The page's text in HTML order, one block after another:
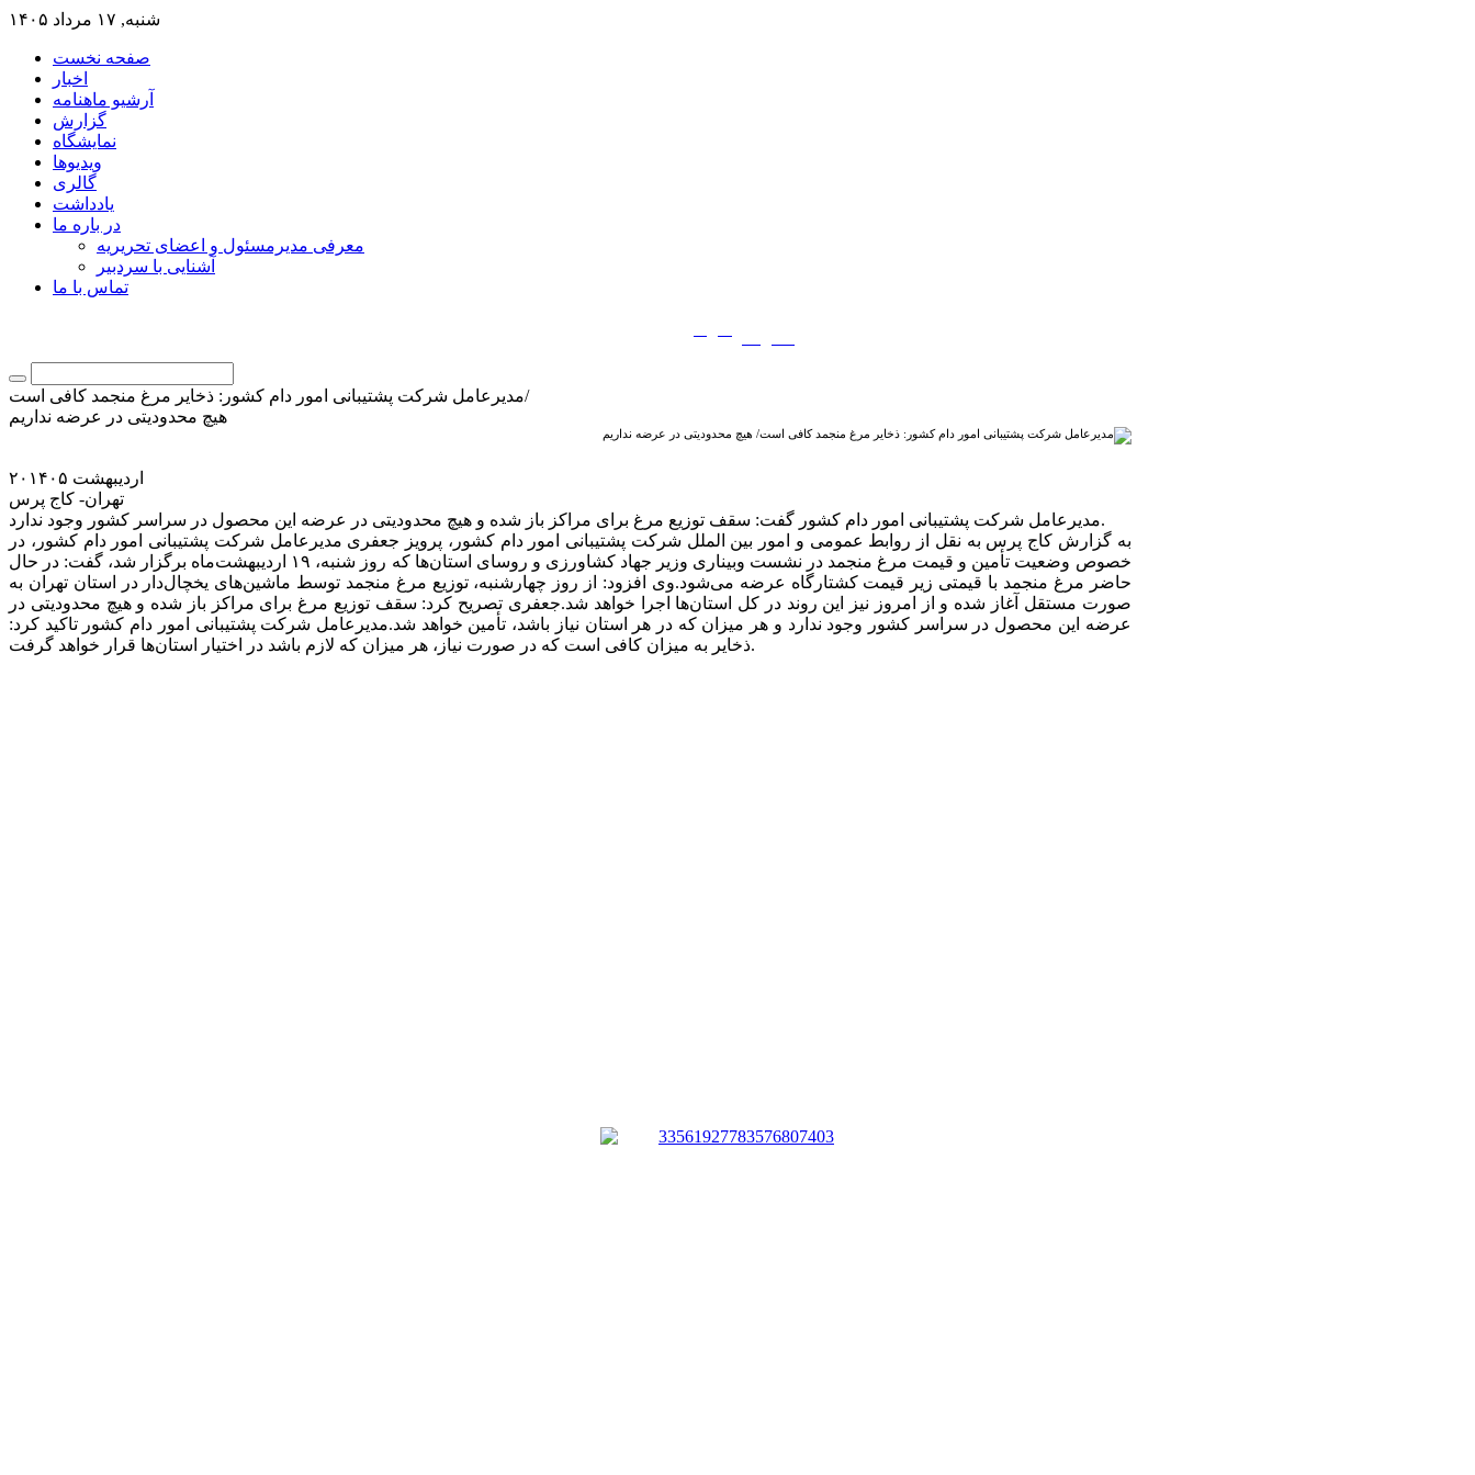
شنبه, ۱۷ مرداد ۱۴۰۵
صفحه نخست
اخبار
آرشیو ماهنامه
گزارش
نمایشگاه
ویدیوها
گالری
یادداشت
در باره ما
معرفی مدیرمسئول و اعضای تحریریه
آشنایی با سردبیر
تماس با ما
مدیرعامل شرکت پشتیبانی امور دام کشور: ذخایر مرغ منجمد کافی است/
هیچ محدودیتی در عرضه نداریم
۲۰اردیبهشت ۱۴۰۵
تهران- کاج پرس
مدیرعامل شرکت پشتیبانی امور دام کشور گفت: سقف توزیع مرغ برای مراکز باز شده و هیچ محدودیتی در عرضه این محصول در سراسر کشور وجود ندارد.
به گزارش کاج پرس به نقل از روابط عمومی و امور بین الملل شرکت پشتیبانی امور دام کشور، پرویز جعفری مدیرعامل شرکت پشتیبانی امور دام کشور، در
خصوص وضعیت تأمین و قیمت مرغ منجمد در نشست وبیناری وزیر جهاد کشاورزی و روسای استان‌ها که روز شنبه، ۱۹ اردیبهشت‌ماه برگزار شد، گفت: در حال
حاضر مرغ منجمد با قیمتی زیر قیمت کشتارگاه عرضه می‌شود.وی افزود: از روز چهارشنبه، توزیع مرغ منجمد توسط ماشین‌های یخچال‌دار در استان تهران به
صورت مستقل آغاز شده و از امروز نیز این روند در کل استان‌ها اجرا خواهد شد.جعفری تصریح کرد: سقف توزیع مرغ برای مراکز باز شده و هیچ محدودیتی در
عرضه این محصول در سراسر کشور وجود ندارد و هر میزان که در هر استان نیاز باشد، تأمین خواهد شد.مدیرعامل شرکت پشتیبانی امور دام کشور تاکید کرد:
ذخایر به میزان کافی است که در صورت نیاز، هر میزان که لازم باشد در اختیار استان‌ها قرار خواهد گرفت.